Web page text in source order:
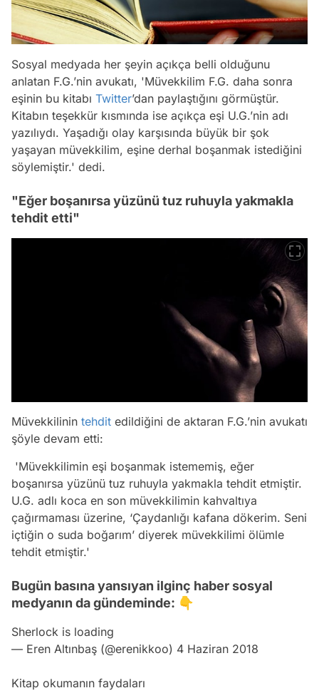
Sosyal medyada her şeyin açıkça belli olduğunu
anlatan F.G.’nin avukatı, 'Müvekkilim F.G. daha sonra
eşinin bu kitabı Twitter’dan paylaştığını görmüştür.
Kitabın teşekkür kısmında ise açıkça eşi U.G.’nin adı
yazılıydı. Yaşadığı olay karşısında büyük bir şok
yaşayan müvekkilim, eşine derhal boşanmak istediğini
söylemiştir.' dedi.
"Eğer boşanırsa yüzünü tuz ruhuyla yakmakla
tehdit etti"
Müvekkilinin tehdit edildiğini de aktaran F.G.’nin avukatı
şöyle devam etti:
'Müvekkilimin eşi boşanmak istememiş, eğer
boşanırsa yüzünü tuz ruhuyla yakmakla tehdit etmiştir.
U.G. adlı koca en son müvekkilimin kahvaltıya
çağırmaması üzerine, ‘Çaydanlığı kafana dökerim. Seni
içtiğin o suda boğarım’ diyerek müvekkilimi ölümle
tehdit etmiştir.'
Bugün basına yansıyan ilginç haber sosyal
medyanın da gündeminde: 👇
Sherlock is loading
— Eren Altınbaş (@erenikkoo) 4 Haziran 2018
Kitap okumanın faydaları